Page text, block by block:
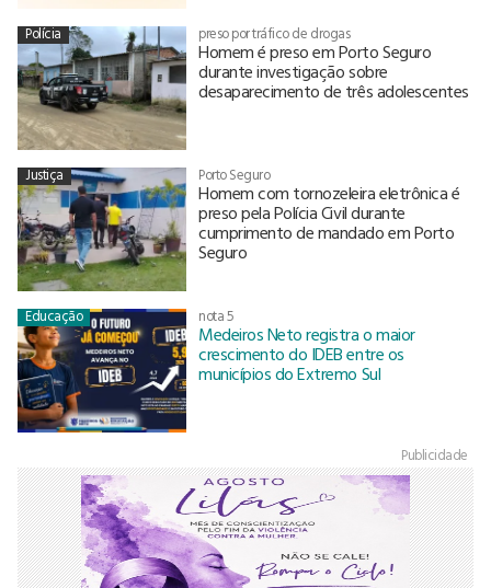
Polícia preso por tráfico de drogas
Homem é preso em Porto Seguro
durante investigação sobre
desaparecimento de três adolescentes
Justiça Porto Seguro
Homem com tornozeleira eletrônica é
preso pela Polícia Civil durante
cumprimento de mandado em Porto
Seguro
Educação nota 5
Medeiros Neto registra o maior
crescimento do IDEB entre os
municípios do Extremo Sul
Publicidade